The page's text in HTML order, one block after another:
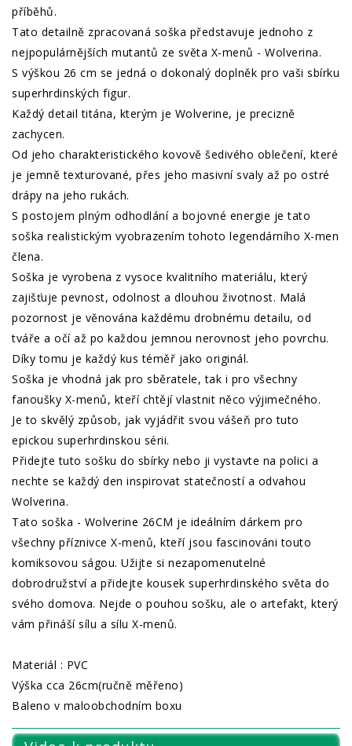
příběhů.
Tato detailně zpracovaná soška představuje jednoho z
nejpopulárnějších mutantů ze světa X-menů - Wolverina.
S výškou 26 cm se jedná o dokonalý doplněk pro vaši sbírku
superhrdinských figur.
Každý detail titána, kterým je Wolverine, je precizně
zachycen.
Od jeho charakteristického kovově šedivého oblečení, které
je jemně texturované, přes jeho masivní svaly až po ostré
drápy na jeho rukách.
S postojem plným odhodlání a bojovné energie je tato
soška realistickým vyobrazením tohoto legendárního X-men
člena.
Soška je vyrobena z vysoce kvalitního materiálu, který
zajišťuje pevnost, odolnost a dlouhou životnost. Malá
pozornost je věnována každému drobnému detailu, od
tváře a očí až po každou jemnou nerovnost jeho povrchu.
Díky tomu je každý kus téměř jako originál.
Soška je vhodná jak pro sběratele, tak i pro všechny
fanoušky X-menů, kteří chtějí vlastnit něco výjimečného.
Je to skvělý způsob, jak vyjádřit svou vášeň pro tuto
epickou superhrdinskou sérii.
Přidejte tuto sošku do sbírky nebo ji vystavte na polici a
nechte se každý den inspirovat statečností a odvahou
Wolverina.
Tato soška - Wolverine 26CM je ideálním dárkem pro
všechny příznivce X-menů, kteří jsou fascinováni touto
komiksovou ságou. Užijte si nezapomenutelné
dobrodružství a přidejte kousek superhrdinského světa do
svého domova. Nejde o pouhou sošku, ale o artefakt, který
vám přináší sílu a sílu X-menů.
Materiál : PVC
Výška cca 26cm(ručně měřeno)
Baleno v maloobchodním boxu